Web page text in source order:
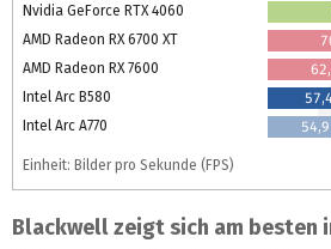
Nvidia GeForce RTX 4060
AMD Radeon RX 6700 XT
AMD Radeon RX 7600
Intel Arc B580
57,4
Intel Arc A770
54,9
Einheit: Bilder pro Sekunde (FPS)
Blackwell zeigt sich am besten